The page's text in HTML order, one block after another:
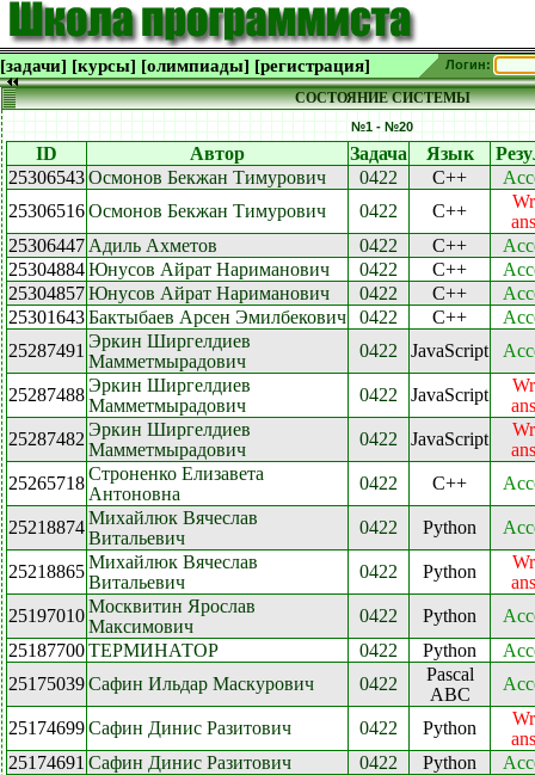
[задачи] [курсы] [олимпиады] [регистрация] Логин:
СОСТОЯНИЕ СИСТЕМЫ
№1 - №20
ID Автор Задача Язык
25306543Осмонов Бекжан Тимурович 0422 C++
25306516Осмонов Бекжан Тимурович 0422 C++
25306447 Адиль Ахметов 0422 C++
25304884Юнусов Айрат Нариманович 0422 C++
25304857Юнусов Айрат Нариманович 0422 C++
25301643Бактыбаев Арсен Эмилбекович 0422 C++
25287491 Эркин Ширгелдиев
Мамметмырадович
0422 JavaScript
25287488Эркин Ширгелдиев
Мамметмырадович
0422 JavaScript
25287482 Эркин Ширгелдиев
Мамметмырадович
0422 JavaScript
25265718Строненко Елизавета
Антоновна
0422 C++
25218874Михайлюк Вячеслав
Витальевич
0422 Python
25218865Михайлюк Вячеслав
Витальевич
0422 Python
25197010Москвитин Ярослав
Максимович
0422 Python
25187700ТЕРМИНАТОР 0422 Python
25175039Сафин Ильдар Маскурович 0422
Pascal
ABC
25174699Сафин Динис Разитович 0422 Python
25174691 Сафин Динис Разитович 0422 Python